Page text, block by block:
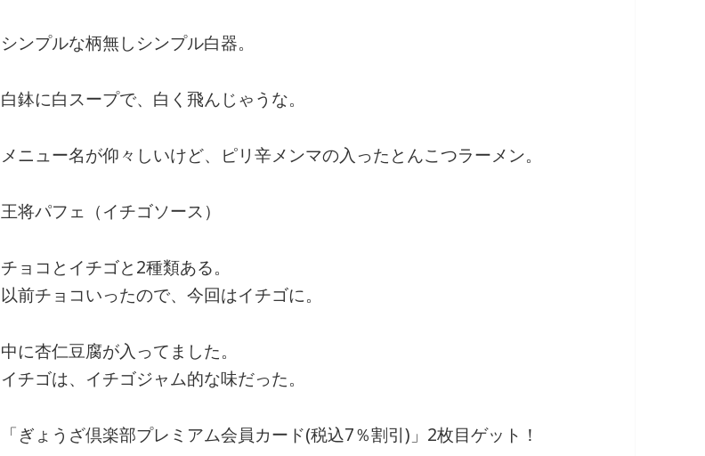
シンプルな柄無しシンプル白器。
白鉢に白スープで、白く飛んじゃうな。
メニュー名が仰々しいけど、ピリ辛メンマの入ったとんこつラーメン。
王将パフェ（イチゴソース）
チョコとイチゴと2種類ある。
以前チョコいったので、今回はイチゴに。
中に杏仁豆腐が入ってました。
イチゴは、イチゴジャム的な味だった。
「ぎょうざ倶楽部プレミアム会員カード(税込7％割引)」2枚目ゲット！